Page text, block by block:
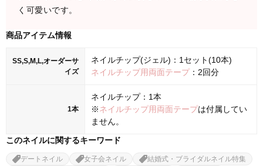
く可愛いです。
商品アイテム情報
SS,S,M,L,オーダーサ
イズ
ネイルチップ(ジェル)：1セット(10本)
ネイルチップ用両面テープ：2回分
1本
ネイルチップ：1本
※ネイルチップ用両面テープは付属してい
ません。
このネイルに関するキーワード
デートネイル 女子会ネイル
結婚式・ブライダルネイル特集